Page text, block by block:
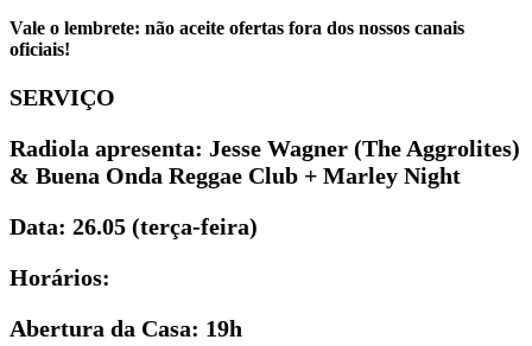
Vale o lembrete: não aceite ofertas fora dos nossos canais
oficiais!
SERVIÇO
Radiola apresenta: Jesse Wagner (The Aggrolites)
& Buena Onda Reggae Club + Marley Night
Data: 26.05 (terça-feira)
Horários:
Abertura da Casa: 19h